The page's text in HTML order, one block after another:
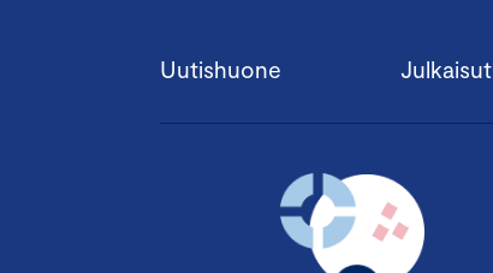
Uutishuone Julkaisut